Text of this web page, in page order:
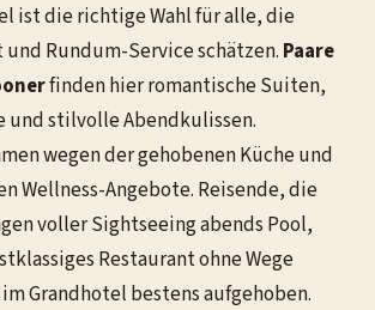
ist die richtige Wahl für alle, die
Rundum-Service schätzen. Paare
finden hier romantische Suiten,
und stilvolle Abendkulissen.
wegen der gehobenen Küche und
Wellness-Angebote. Reisende, die
voller Sightseeing abends Pool,
Restaurant ohne Wege
Grandhotel bestens aufgehoben.